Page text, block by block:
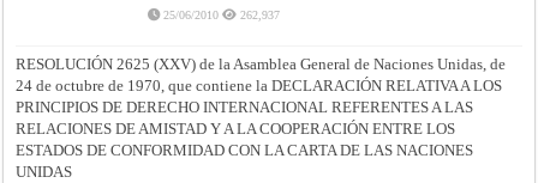
25/06/2010 262,937
RESOLUCIÓN 2625 (XXV) de la Asamblea General de Naciones Unidas, de
24 de octubre de 1970, que contiene la DECLARACIÓN RELATIVA A LOS
PRINCIPIOS DE DERECHO INTERNACIONAL REFERENTES A LAS
RELACIONES DE AMISTAD Y A LA COOPERACIÓN ENTRE LOS
ESTADOS DE CONFORMIDAD CON LA CARTA DE LAS NACIONES
UNIDAS